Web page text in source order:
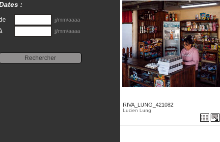
RIVA_LUNG_421082
Lucien Lung
:
jj/mm/aaaa
jj/mm/aaaa